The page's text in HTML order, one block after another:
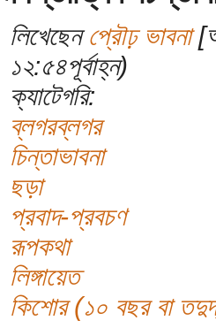
লিখেছেনপ্রৌঢ় ভাবনা
১২:৫৪পূর্বাহ্ন)
ক্যাটেগরি:
ব্লগরব্লগর
চিন্তাভাবনা
ছড়া
প্রবাদ-প্রবচণ
রূপকথা
লিঙ্গায়েত
কিশোর (১০ বছর বা